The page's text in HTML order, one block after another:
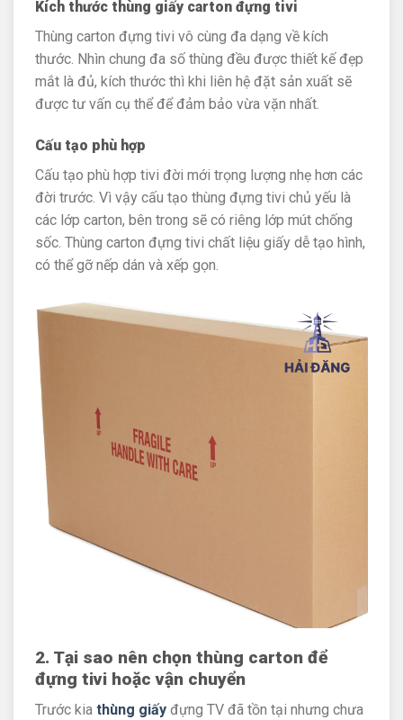
Kích thước thùng giấy carton đựng tivi
Thùng carton đựng tivi vô cùng đa dạng về kích
thước. Nhìn chung đa số thùng đều được thiết kế đẹp
mắt là đủ, kích thước thì khi liên hệ đặt sản xuất sẽ
được tư vấn cụ thể để đảm bảo vừa vặn nhất.
Cấu tạo phù hợp
Cấu tạo phù hợp tivi đời mới trọng lượng nhẹ hơn các
đời trước. Vì vậy cấu tạo thùng đựng tivi chủ yếu là
các lớp carton, bên trong sẽ có riêng lớp mút chống
sốc. Thùng carton đựng tivi chất liệu giấy dễ tạo hình,
có thể gỡ nếp dán và xếp gọn.
2. Tại sao nên chọn thùng carton để
đựng tivi hoặc vận chuyển
Trước kia thùng giấy đựng TV đã tồn tại nhưng chưa